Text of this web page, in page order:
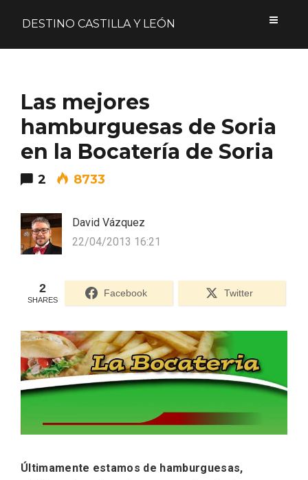
DESTINO CASTILLA Y LEÓN
Las mejores
hamburguesas de Soria
en la Bocatería de Soria
2 8733
David Vázquez
22/04/2013 16:21
2
SHARES
Facebook Twitter
Últimamente estamos de hamburguesas,
Nombre de usuario o correo electrónico
Contraseña
Recuérdame
Ultimas entradas